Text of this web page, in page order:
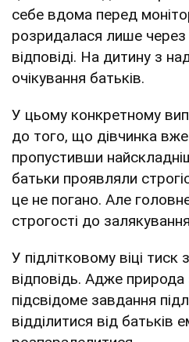
себе вдома перед
розридалася лише
відповіді. На дитину з
очікування батьків.
У цьому конкретному
до того, що дівчинка вже
пропустивши
батьки проявляли
це не погано. Але
строгості до
У підлітковому віці тиск
відповідь. Адже
підсвідоме завдання
відділитися від батьків